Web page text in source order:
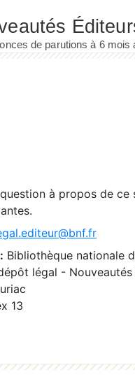
à propos de
Bibliothèque nationale
légal - Nouveautés
13